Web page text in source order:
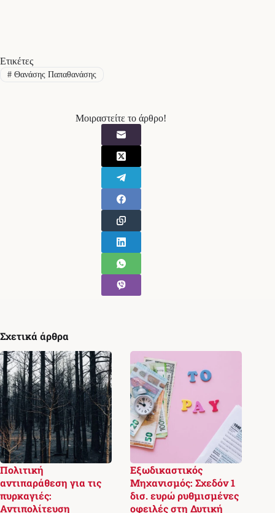
Ετικέτες
#Θανάσης Παπαθανάσης
Μοιραστείτε το άρθρο!
Σχετικά άρθρα
Πολιτική
αντιπαράθεση για τις
πυρκαγιές:
Αντιπολίτευση
Εξωδικαστικός
Μηχανισμός: Σχεδόν 1
δισ. ευρώ ρυθμισμένες
οφειλές στη Δυτική